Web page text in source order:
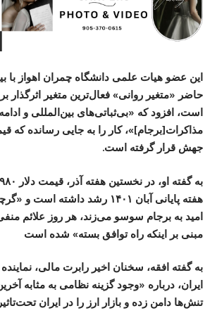
این عضو هیات علمی دانشگاه چمران اهواز با
حاضر «متغیر روانی» فعال‌ترین متغیر اثرگذار
است، افزود که «بی‌ثباتی‌های بین‌المللی و
مذاکرات[برجام]»، کار را به جایی رسانده که
جهش قرار گرفته است.
هفته پایانی آبان ۱۴۰۱ رشد داشته
امید به برجام سوسو می‌زند، هر روز علائم
مبنی بر اینکه راه توافق بسته» شده است
به گفته افقه، سخنان اخیر رابرت مالی، نماینده
ایران، درباره «وجود گزینه نظامی به مثابه
تنش‌ها دامن زده و بازار ارز را در ایران